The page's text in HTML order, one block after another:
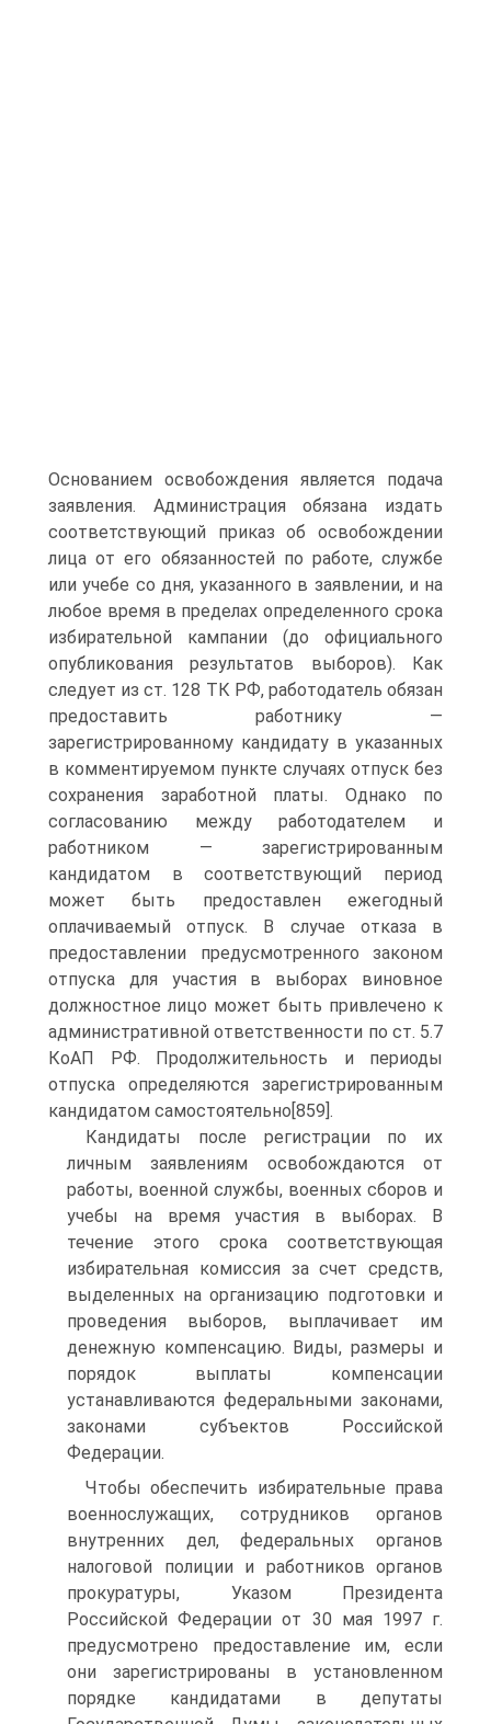
Основанием освобождения является подача
заявления. Администрация обязана издать
соответствующий приказ об освобождении
лица от его обязанностей по работе, службе
или учебе со дня, указанного в заявлении, и на
любое время в пределах определенного срока
избирательной кампании (до официального
опубликования результатов выборов). Как
следует из ст. 128 ТК РФ, работодатель обязан
предоставить работнику —
зарегистрированному кандидату в указанных
в комментируемом пункте случаях отпуск без
сохранения заработной платы. Однако по
согласованию между работодателем и
работником — зарегистрированным
кандидатом в соответствующий период
может быть предоставлен ежегодный
оплачиваемый отпуск. В случае отказа в
предоставлении предусмотренного законом
отпуска для участия в выборах виновное
должностное лицо может быть привлечено к
административной ответственности по ст. 5.7
КоАП РФ. Продолжительность и периоды
отпуска определяются зарегистрированным
кандидатом самостоятельно[859].
Кандидаты после регистрации по их
личным заявлениям освобождаются от
работы, военной службы, военных сборов и
учебы на время участия в выборах. В
течение этого срока соответствующая
избирательная комиссия за счет средств,
выделенных на организацию подготовки и
проведения выборов, выплачивает им
денежную компенсацию. Виды, размеры и
порядок выплаты компенсации
устанавливаются федеральными законами,
законами субъектов Российской
Федерации.
Чтобы обеспечить избирательные права
военнослужащих, сотрудников органов
внутренних дел, федеральных органов
налоговой полиции и работников органов
прокуратуры, Указом Президента
Российской Федерации от 30 мая 1997 г.
предусмотрено предоставление им, если
они зарегистрированы в установленном
порядке кандидатами в депутаты